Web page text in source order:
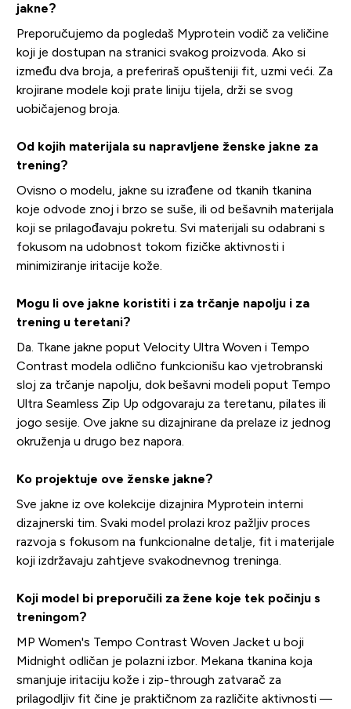
jakne?
Preporučujemo da pogledaš Myprotein vodič za veličine
koji je dostupan na stranici svakog proizvoda. Ako si
između dva broja, a preferiraš opušteniji fit, uzmi veći. Za
krojirane modele koji prate liniju tijela, drži se svog
uobičajenog broja.
Od kojih materijala su napravljene ženske jakne za
trening?
Ovisno o modelu, jakne su izrađene od tkanih tkanina
koje odvode znoj i brzo se suše, ili od bešavnih materijala
koji se prilagođavaju pokretu. Svi materijali su odabrani s
fokusom na udobnost tokom fizičke aktivnosti i
minimiziranje iritacije kože.
Mogu li ove jakne koristiti i za trčanje napolju i za
trening u teretani?
Da. Tkane jakne poput Velocity Ultra Woven i Tempo
Contrast modela odlično funkcionišu kao vjetrobranski
sloj za trčanje napolju, dok bešavni modeli poput Tempo
Ultra Seamless Zip Up odgovaraju za teretanu, pilates ili
jogo sesije. Ove jakne su dizajnirane da prelaze iz jednog
okruženja u drugo bez napora.
Ko projektuje ove ženske jakne?
Sve jakne iz ove kolekcije dizajnira Myprotein interni
dizajnerski tim. Svaki model prolazi kroz pažljiv proces
razvoja s fokusom na funkcionalne detalje, fit i materijale
koji izdržavaju zahtjeve svakodnevnog treninga.
Koji model bi preporučili za žene koje tek počinju s
treningom?
MP Women's Tempo Contrast Woven Jacket u boji
Midnight odličan je polazni izbor. Mekana tkanina koja
smanjuje iritaciju kože i zip-through zatvarač za
prilagodljiv fit čine je praktičnom za različite aktivnosti —